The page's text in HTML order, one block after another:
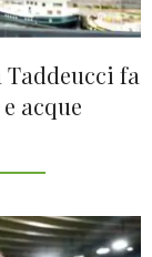
fa
acque